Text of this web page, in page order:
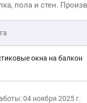
пола и стен.
окна на балкон
потолка, пола и
04 ноября 2025 г.